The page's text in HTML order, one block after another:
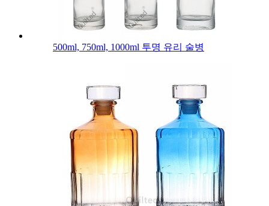
500ml, 750ml, 1000ml 투명 유리 술병